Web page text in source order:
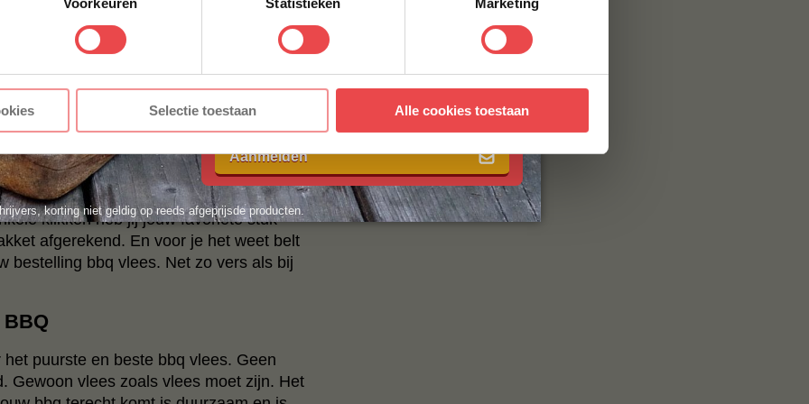
Voorkeuren Statistieken Marketing
Selectie toestaan Alle cookies toestaan
toegankelijke
, of
stukWagyuuit Japan. Zoek je nog
.
nog nooit zo makkelijk
slager om de hoek met het gemak
klikken heb jij jouw favoriete stuk
afgerekend. En voor je het weet belt
bestelling bbq vlees. Net zo vers als bij
puurste en beste bbq vlees. Geen
Gewoon vlees zoals vlees moet zijn. Het
E-MAILADRES*
voorwaarden.
Aanmelden
korting niet geldig op reeds afgeprijsde producten.